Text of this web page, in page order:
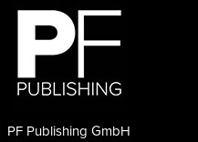
PF Publishing GmbH